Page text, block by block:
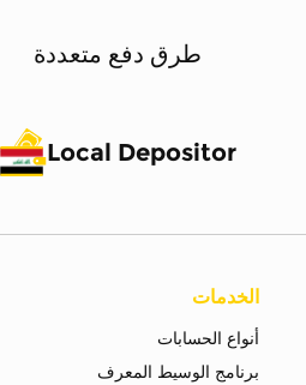
طرق دفع متعددة
Local Depositor
الخدمات
أنواع الحسابات
برنامج الوسيط المعرف